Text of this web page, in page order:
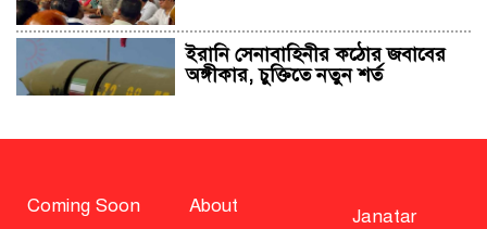
ইরানি সেনাবাহিনীর কঠোর জবাবের
অঙ্গীকার, চুক্তিতে নতুন শর্ত
Coming Soon About
Janatar